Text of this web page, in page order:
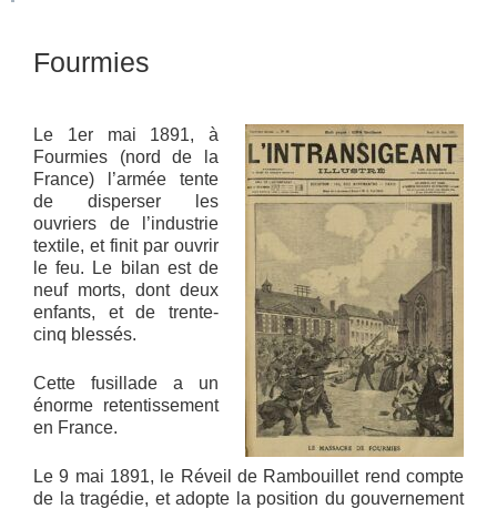
Fourmies
Le 1er mai 1891, à
Fourmies (nord de la
France) l’armée tente
de disperser les
ouvriers de l’industrie
textile, et finit par ouvrir
le feu. Le bilan est de
neuf morts, dont deux
enfants, et de trente-
cinq blessés.
Cette fusillade a un
énorme retentissement
en France.
Le 9 mai 1891, le Réveil de Rambouillet rend compte
de la tragédie, et adopte la position du gouvernement